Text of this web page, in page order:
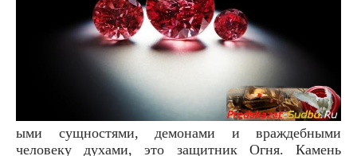
ыми сущностями, демонами и враждебными
человеку духами, это защитник Огня. Камень